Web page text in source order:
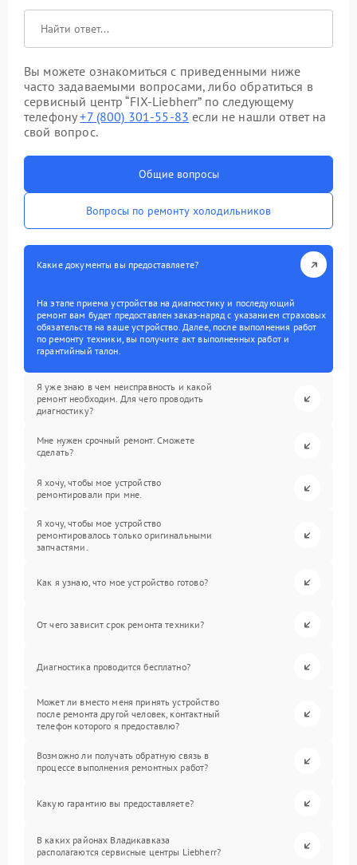
Вы можете ознакомиться с приведенными ниже
часто задаваемыми вопросами, либо обратиться в
сервисный центр “FIX-Liebherr” по следующему
телефону+7 (800) 301-55-83 если не нашли ответ на
свой вопрос.
Общие вопросы
Вопросы по ремонту холодильников
Какие документы вы предоставляете?
На этапе приема устройства на диагностику и последующий
ремонт вам будет предоставлен заказ-наряд с указанием страховых
обязательств на ваше устройство. Далее, после выполнения работ
по ремонту техники, вы получите акт выполненных работ и
гарантийный талон.
Я уже знаю в чем неисправность и какой
ремонт необходим. Для чего проводить
диагностику?
Мне нужен срочный ремонт. Сможете
сделать?
Я хочу, чтобы мое устройство
ремонтировали при мне.
Я хочу, чтобы мое устройство
ремонтировалось только оригинальными
запчастями.
Как я узнаю, что мое устройство готово?
От чего зависит срок ремонта техники?
Диагностика проводится бесплатно?
Может ли вместо меня принять устройство
после ремонта другой человек, контактный
телефон которого я предоставлю?
Возможно ли получать обратную связь в
процессе выполнения ремонтных работ?
Какую гарантию вы предоставляете?
В каких районах Владикавказа
располагаются сервисные центры Liebherr?